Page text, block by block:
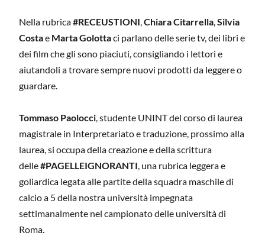
Nella rubrica#RECEUSTIONI,Chiara Citarrella,Silvia
Costae Marta Golottaci parlano delle serie tv, dei libri e
dei film che gli sono piaciuti, consigliando i lettori e
aiutandoli a trovare sempre nuovi prodotti da leggere o
guardare.
Tommaso Paolocci, studente UNINT del corso di laurea
magistrale in Interpretariato e traduzione, prossimo alla
laurea, si occupa della creazione e della scrittura
delle#PAGELLEIGNORANTI, una rubrica leggera e
goliardica legata alle partite della squadra maschile di
calcio a 5 della nostra università impegnata
settimanalmente nel campionato delle università di
Roma.